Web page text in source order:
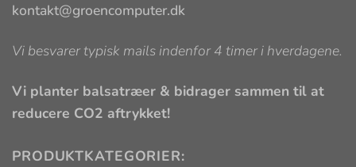
kontakt@groencomputer.dk
Vi besvarer typisk mails indenfor 4 timer i hverdagene.
Vi planter balsatræer & bidrager sammen til at
reducere CO2 aftrykket!
PRODUKTKATEGORIER: